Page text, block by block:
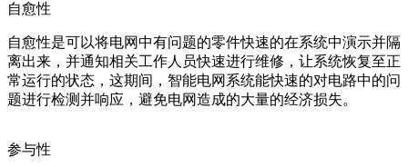
自愈性
自愈性是可以将电网中有问题的零件快速的在系统中演示并隔
离出来，并通知相关工作人员快速进行维修，让系统恢复至正
常运行的状态，这期间，智能电网系统能快速的对电路中的问
题进行检测并响应，避免电网造成的大量的经济损失。
参与性